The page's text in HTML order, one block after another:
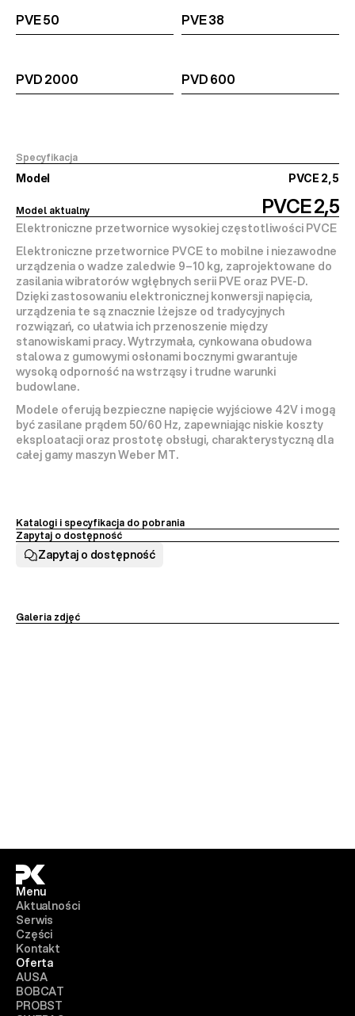
Model PVCE 2,5
Specyfikacja
PVE 50 PVE 38
PVD 2000 PVD 600
PVCE 2,5
Model aktualny
Elektroniczne przetwornice wysokiej częstotliwości PVCE
Elektroniczne przetwornice PVCE to mobilne i niezawodne
urządzenia o wadze zaledwie 9–10 kg, zaprojektowane do
zasilania wibratorów wgłębnych serii PVE oraz PVE-D.
Dzięki zastosowaniu elektronicznej konwersji napięcia,
urządzenia te są znacznie lżejsze od tradycyjnych
rozwiązań, co ułatwia ich przenoszenie między
stanowiskami pracy. Wytrzymała, cynkowana obudowa
stalowa z gumowymi osłonami bocznymi gwarantuje
wysoką odporność na wstrząsy i trudne warunki
budowlane.
Modele oferują bezpieczne napięcie wyjściowe 42V i mogą
być zasilane prądem 50/60 Hz, zapewniając niskie koszty
eksploatacji oraz prostotę obsługi, charakterystyczną dla
całej gamy maszyn Weber MT.
Katalogi i specyfikacja do pobrania
Zapytaj o dostępność
Zapytaj o dostępność
Galeria zdjęć
Menu
Aktualności
Serwis
Części
Kontakt
Oferta
AUSA
BOBCAT
PROBST